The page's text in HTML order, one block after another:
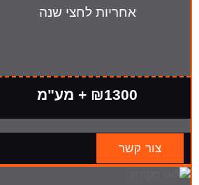
אחריות לחצי שנה
₪1300 + מע"מ
צור קשר